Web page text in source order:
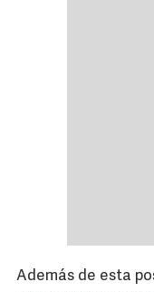
Además de esta